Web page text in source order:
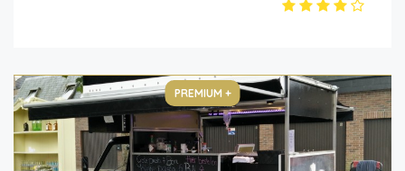
PREMIUM +